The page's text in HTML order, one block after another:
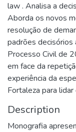
law . Analisa a
Aborda os novos
resolução de
padrões
Processo Civil de
em face da
experiência da
Fortaleza para
Description
Monografia